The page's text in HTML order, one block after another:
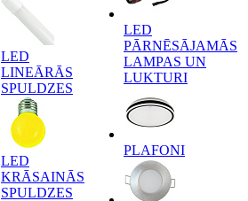
LED
LINEĀRĀS
SPULDZES
LED
KRĀSAINĀS
SPULDZES
LED
PĀRNĒSĀJAMĀS
LAMPAS UN
LUKTURI
PLAFONI